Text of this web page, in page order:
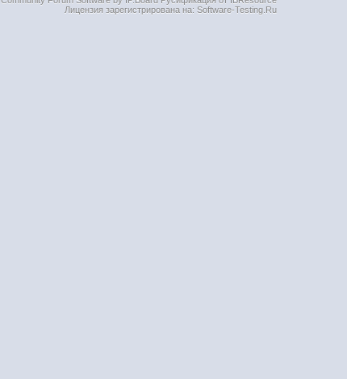
Лицензия зарегистрирована на: Software-Testing.Ru